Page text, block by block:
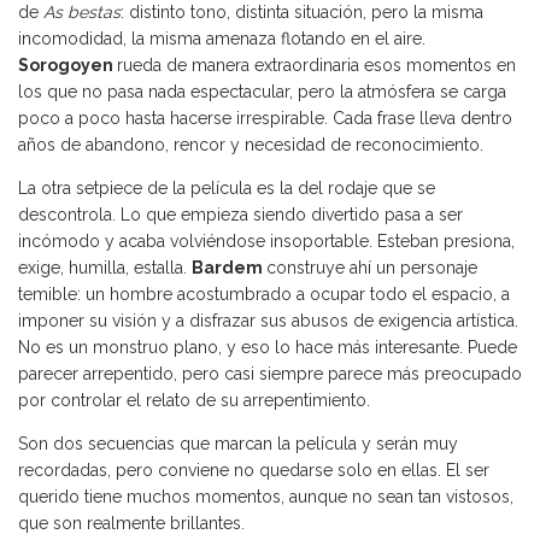
de As bestas: distinto tono, distinta situación, pero la misma
incomodidad, la misma amenaza flotando en el aire.
Sorogoyen rueda de manera extraordinaria esos momentos en
los que no pasa nada espectacular, pero la atmósfera se carga
poco a poco hasta hacerse irrespirable. Cada frase lleva dentro
años de abandono, rencor y necesidad de reconocimiento.
La otra setpiece de la película es la del rodaje que se
descontrola. Lo que empieza siendo divertido pasa a ser
incómodo y acaba volviéndose insoportable. Esteban presiona,
exige, humilla, estalla.
Bardem construye ahí un personaje
temible: un hombre acostumbrado a ocupar todo el espacio, a
imponer su visión y a disfrazar sus abusos de exigencia artística.
No es un monstruo plano, y eso lo hace más interesante. Puede
parecer arrepentido, pero casi siempre parece más preocupado
por controlar el relato de su arrepentimiento.
Son dos secuencias que marcan la película y serán muy
recordadas, pero conviene no quedarse solo en ellas. El ser
querido tiene muchos momentos, aunque no sean tan vistosos,
que son realmente brillantes.